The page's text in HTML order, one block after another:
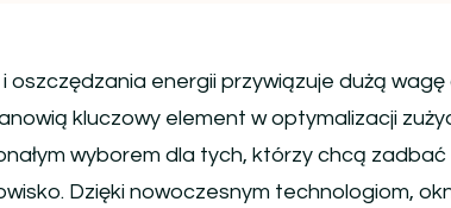
oszczędzania energii przywiązuje dużą wagę
kluczowy element w optymalizacji
wyborem dla tych, którzy chcą zadbać
Dzięki nowoczesnym technologiom,